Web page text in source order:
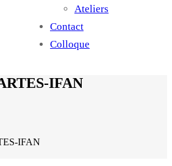
Ateliers
Contact
Colloque
IFAN
IFAN